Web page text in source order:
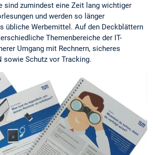
sind zumindest eine Zeit lang wichtiger
und werden so länger
übliche Werbemittel. Auf den Deckblättern
Themenbereiche der IT-
Umgang mit Rechnern, sicheres
sowie Schutz vor Tracking.